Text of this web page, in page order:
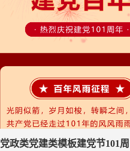
党政类党建类模板建党节101周